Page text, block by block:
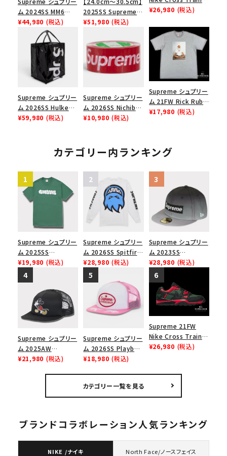
ム 2024SS MM6
Maison Margiela
Box Logo Tee MM6
メゾンマルジェラボッ
クスロゴTシャツ ホ
ワイト 白
¥44,980 (税込)
2025SS Supreme
GOODENOUGH
Low AF1 シュプリー
ムグッドイナフ ナイキ
エアフォース１スニー
カー シューズ ホワイ
¥51,980 (税込)
Low ナイキクロスト
ズ ブラック
¥26,980 (税込)
Supreme シュプリー
ム 2026SS Hulken
Rolling Tote
¥59,980 (税込)
Supreme シュプリー
ム 2026SS Nichiban
Packing Tape ニ
¥10,980 (税込)
Supreme シュプリー
ム 21FW Rick Rubin
Tee リックルービンT
¥17,980 (税込)
カテゴリー内ランキング
Supreme シュプリー
ム 2025SS
Homerun Tee ホー
ムランTシャツ ライト
パイン
¥19,980 (税込)
Supreme シュプリー
ム 2026SS Spitfire
L/S Tee スピットファ
イア ロングスリーブ
Tシャツ ホワイト
¥28,980 (税込)
Supreme シュプリー
ム 2023SS
Gradient Box
Logo New Era Cap
グラディエントボック
スロゴニューエラキャ
ップ 帽子 ブラック
¥28,980 (税込)
Supreme シュプリー
ム 2025AW
Number (N)ine x
キーマウス メッシュ
プ ブラック
¥21,980 (税込)
Supreme シュプリー
ム 2026SS Playboy
Mesh Back 5-Panel
プ ピンク
¥18,980 (税込)
Supreme 21FW
Nike Cross Trainer
Low ナイキクロスト
¥26,980 (税込)
カテゴリー一覧を見る
ブランドコラボレーション人気ランキング
NIKE /ナイキ North Face/ノースフェイス